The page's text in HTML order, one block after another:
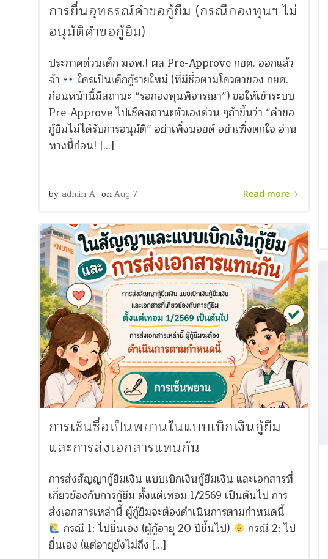
การยื่นอุทธรณ์คำขอกู้ยืม (กรณีกองทุนฯ ไม่
อนุมัติคำขอกู้ยืม)
ประกาศด่วนเด็ก มจพ.! ผล Pre-Approve กยศ. ออกแล้ว
จ้า
ใครเป็นเด็กกู้รายใหม่ (ที่มีชื่อตามโควตาของ กยศ.
ก่อนหน้านี้มีสถานะ “รอกองทุนพิจารณา”) ขอให้เข้าระบบ
Pre-Approve ไปเช็คสถานะตัวเองด่วน ๆถ้าขึ้นว่า “คำขอ
กู้ยืมไม่ได้รับการอนุมัติ” อย่าเพิ่งนอยด์ อย่าเพิ่งตกใจ อ่าน
ทางนี้ก่อน! […]
by admin-A onAug 7 Read more
การเซ็นชื่อเป็นพยานในแบบเบิกเงินกู้ยืม
และการส่งเอกสารแทนกัน
การส่งสัญญากู้ยืมเงิน แบบเบิกเงินกู้ยืมเงิน และเอกสารที่
เกี่ยวข้องกับการกู้ยืม ตั้งแต่เทอม 1/2569 เป็นต้นไป การ
ส่งเอกสารเหล่านี้ ผู้กู้ยืมจะต้องดำเนินการตามกำหนดนี้
กรณี 1: ไปยื่นเอง (ผู้กู้อายุ 20 ปีขึ้นไป)
กรณี 2: ไป
ยื่นเอง (แต่อายุยังไม่ถึง […]